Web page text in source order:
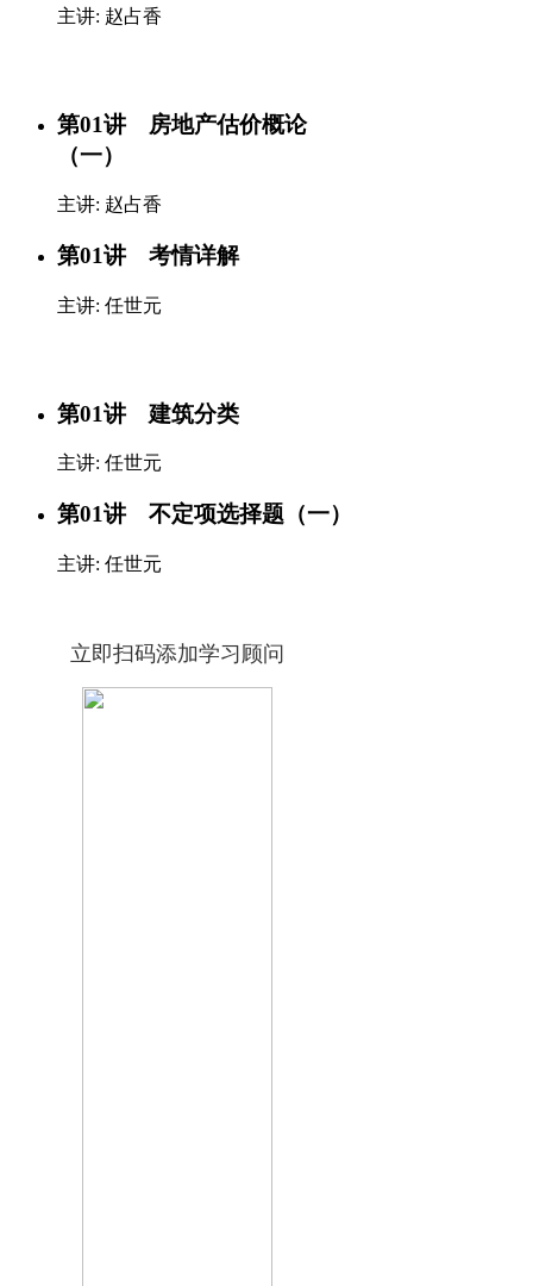
主讲: 赵占香
第01讲 房地产估价概论
（一）
主讲: 赵占香
第01讲 考情详解
主讲: 任世元
第01讲 建筑分类
主讲: 任世元
第01讲 不定项选择题（一）
主讲: 任世元
立即扫码添加学习顾问